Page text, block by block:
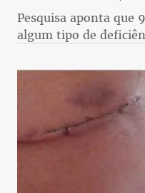
Pesquisa aponta que
algum tipo de